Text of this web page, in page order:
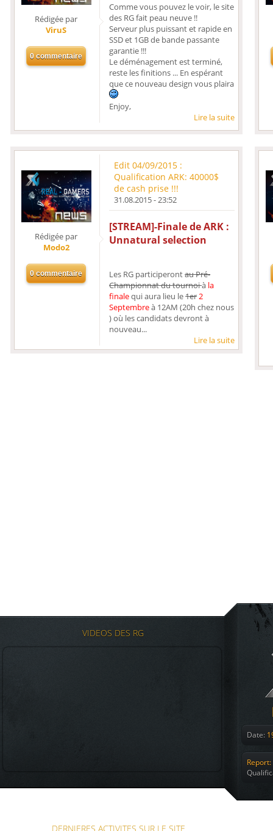
Rédigée par
ViruS
Comme vous pouvez le voir, le site
des RG fait peau neuve !!
Serveur plus puissant et rapide en
SSD et 1GB de bande passante
garantie !!!
Le déménagement est terminé,
reste les finitions ... En espérant
que ce nouveau design vous plaira
Enjoy,
Lire la suite
Rédigée par
Modo2
Edit 04/09/2015 :
Qualification ARK: 40000$
de cash prise !!!
31.08.2015 - 23:52
[STREAM]-Finale de ARK :
Unnatural selection
Les RG participerontau Pré-
Championnat du tournoià la
finalequi aura lieu le1er2
Septembreà 12AM (20h chez nous
) où les candidats devront à
nouveau...
Lire la suite
VIDEOS DES RG
Date:
Report:
DERNIERES ACTIVITES SUR LE SITE